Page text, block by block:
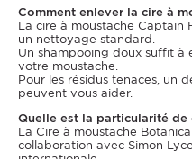
Comment enlever la cire à
La cire à moustache Captain
un nettoyage standard.
Un shampooing doux suffit à
votre moustache.
Pour les résidus tenaces, un
peuvent vous aider.
Quelle est la particularité de
La Cire à moustache
collaboration avec Simon